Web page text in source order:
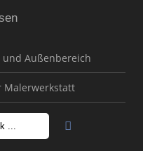
Außenbereich
Malerwerkstatt